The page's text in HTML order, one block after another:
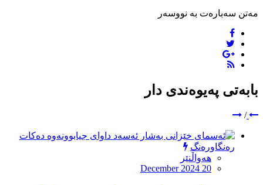
مەتن سەبارەت بە نووسەر
بابەتی پەیوەندی دار
/
رەنگاورەنگ
هەواڵنێر
December 2024 20